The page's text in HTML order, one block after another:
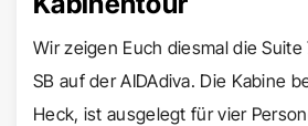
Wir zeigen Euch diesmal die Suite
SB auf der AIDAdiva. Die Kabine
Heck, ist ausgelegt für vier